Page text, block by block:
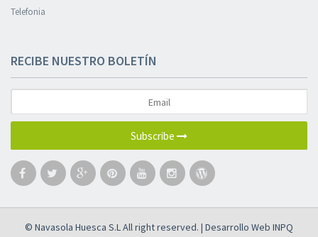
Telefonia
RECIBE NUESTRO BOLETÍN
Subscribe
© Navasola Huesca S.L All right reserved. | Desarrollo Web INPQ